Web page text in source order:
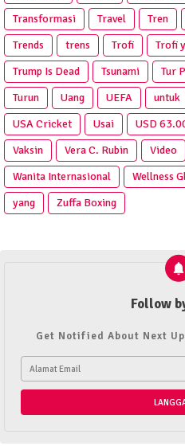
Transformasi
Travel Tren
Trends
trens Trofi
Trofi
Trump Is Dead
Tsunami Tur
Turun
Uang UEFA untuk
USA Cricket
Usai USD
Vaksin
Vera C. Rubin Video
Wanita Internasional
Wellness
yang
Zuffa Boxing
Follow
Get Notified About Next